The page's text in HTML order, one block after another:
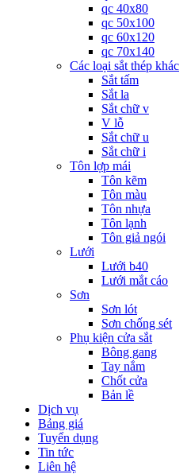
qc 40x80
qc 50x100
qc 60x120
qc 70x140
Các loại sắt thép khác
Sắt tấm
Sắt la
Sắt chữ v
V lỗ
Sắt chữ u
Sắt chữ i
Tôn lợp mái
Tôn kẽm
Tôn màu
Tôn nhựa
Tôn lạnh
Tôn giả ngói
Lưới
Lưới b40
Lưới mắt cáo
Sơn
Sơn lót
Sơn chống sét
Phụ kiện cửa sắt
Bông gang
Tay nắm
Chốt cửa
Bản lề
Dịch vụ
Bảng giá
Tuyển dụng
Tin tức
Liên hệ